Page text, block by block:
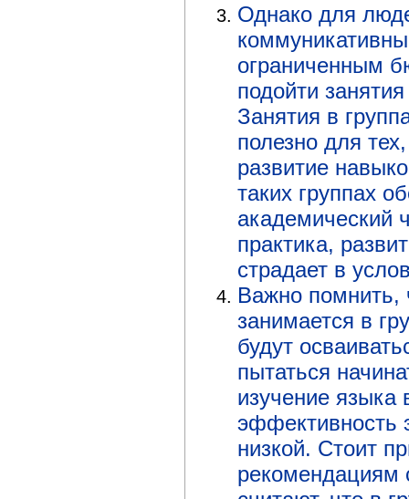
Однако для
ограниченным
подойти
Занятия в
полезно для
развитие
таких группах
академический
практика,
страдает в
Важно помнить,
занимается в
будут
пытаться
изучение языка
эффективность
низкой. Стоит
рекомендациям